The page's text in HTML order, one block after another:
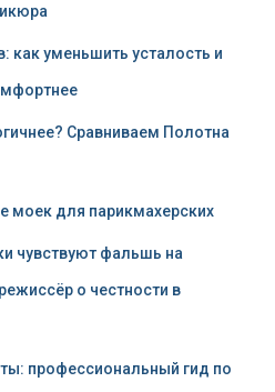
как уменьшить усталость и
Сравниваем Полотна
моек для парикмахерских
чувствуют фальшь на
о честности в
профессиональный гид по